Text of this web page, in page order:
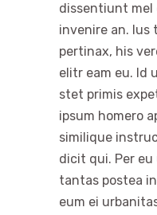
dissentiunt mel
invenire an.
pertinax, his
elitr eam eu. Id
stet primis
ipsum homero
similique
dicit qui. Per eu
tantas postea
eum ei